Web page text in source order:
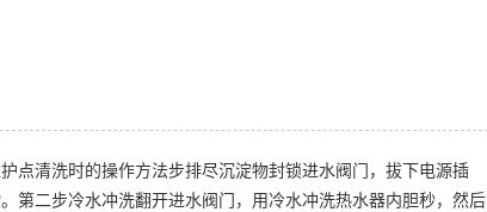
清洗时的操作方法步排尽沉淀物封锁进水阀门，拔下电源插
第二步冷水冲洗翻开进水阀门，用冷水冲洗热水器内胆秒，然后